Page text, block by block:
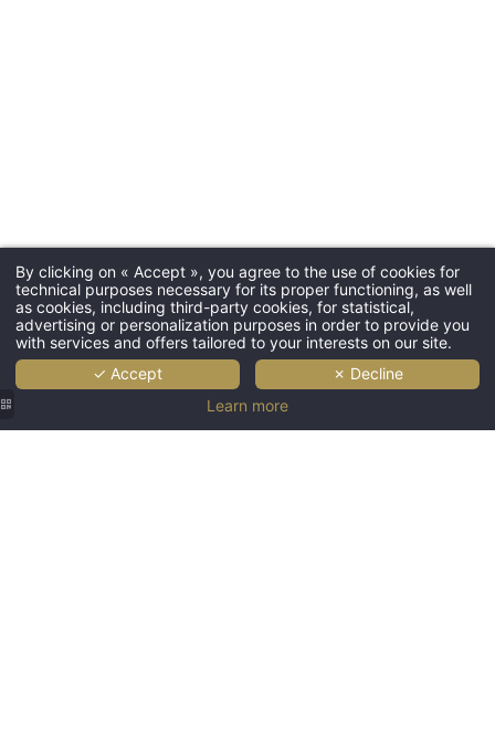
By clicking on « Accept », you agree to the use of cookies for
technical purposes necessary for its proper functioning, as well
as cookies, including third-party cookies, for statistical,
advertising or personalization purposes in order to provide you
with services and offers tailored to your interests on our site.
✓ Accept
✗ Decline
Learn more